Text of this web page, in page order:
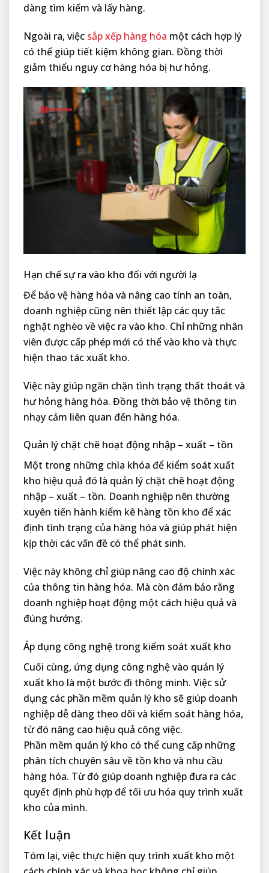
dàng tìm kiếm và lấy hàng.
Ngoài ra, việc sắp xếp hàng hóa một cách hợp lý
có thể giúp tiết kiệm không gian. Đồng thời
giảm thiểu nguy cơ hàng hóa bị hư hỏng.
Hạn chế sự ra vào kho đối với người lạ
Để bảo vệ hàng hóa và nâng cao tính an toàn,
doanh nghiệp cũng nên thiết lập các quy tắc
nghặt nghèo về việc ra vào kho. Chỉ những nhân
viên được cấp phép mới có thể vào kho và thực
hiện thao tác xuất kho.
Việc này giúp ngăn chặn tình trạng thất thoát và
hư hỏng hàng hóa. Đồng thời bảo vệ thông tin
nhạy cảm liên quan đến hàng hóa.
Quản lý chặt chẽ hoạt động nhập – xuất – tồn
Một trong những chìa khóa để kiểm soát xuất
kho hiệu quả đó là quản lý chặt chẽ hoạt động
nhập – xuất – tồn. Doanh nghiệp nên thường
xuyên tiến hành kiểm kê hàng tồn kho để xác
định tình trạng của hàng hóa và giúp phát hiện
kịp thời các vấn đề có thể phát sinh.
Việc này không chỉ giúp nâng cao độ chính xác
của thông tin hàng hóa. Mà còn đảm bảo rằng
doanh nghiệp hoạt động một cách hiệu quả và
đúng hướng.
Áp dụng công nghệ trong kiểm soát xuất kho
Cuối cùng, ứng dụng công nghệ vào quản lý
xuất kho là một bước đi thông minh. Việc sử
dụng các phần mềm quản lý kho sẽ giúp doanh
nghiệp dễ dàng theo dõi và kiểm soát hàng hóa,
từ đó nâng cao hiệu quả công việc.
Phần mềm quản lý kho có thể cung cấp những
phân tích chuyên sâu về tồn kho và nhu cầu
hàng hóa. Từ đó giúp doanh nghiệp đưa ra các
quyết định phù hợp để tối ưu hóa quy trình xuất
kho của mình.
Kết luận
Tóm lại, việc thực hiện quy trình xuất kho một